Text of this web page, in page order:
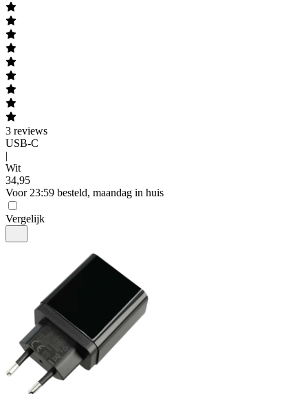
3 reviews
USB-C
|
Wit
34,95
Voor 23:59 besteld, maandag in huis
Vergelijk